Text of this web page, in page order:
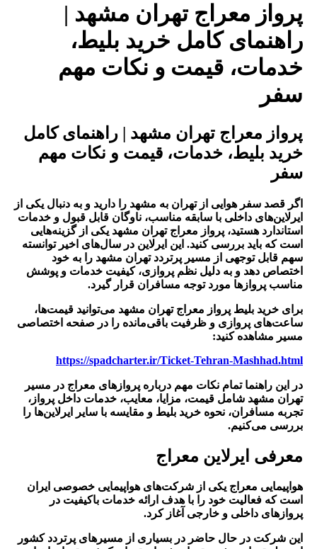
پرواز معراج تهران مشهد |
راهنمای کامل خرید بلیط،
خدمات، قیمت و نکات مهم
سفر
پرواز معراج تهران مشهد | راهنمای کامل
خرید بلیط، خدمات، قیمت و نکات مهم
سفر
اگر قصد سفر هوایی از تهران به مشهد را دارید و به دنبال یکی از
ایرلاین‌های داخلی با سابقه مناسب، ناوگان قابل قبول و خدمات
استاندارد هستید، پرواز معراج تهران مشهد یکی از گزینه‌هایی
است که باید بررسی کنید. این ایرلاین در سال‌های اخیر توانسته
سهم قابل توجهی از مسیر پرتردد تهران مشهد را به خود
اختصاص دهد و به دلیل نظم پروازی، کیفیت خدمات و پوشش
مناسب پروازها مورد توجه مسافران قرار گیرد.
برای خرید بلیط پرواز معراج تهران مشهد می‌توانید قیمت‌ها،
ساعت‌های پروازی و ظرفیت باقی‌مانده را در صفحه اختصاصی
مسیر مشاهده کنید:
https://spadcharter.ir/Ticket-Tehran-Mashhad.html
در این راهنما تمام نکات مهم درباره پروازهای معراج در مسیر
تهران مشهد شامل قیمت، مزایا، معایب، خدمات داخل پرواز،
تجربه مسافران، نحوه خرید بلیط و مقایسه با سایر ایرلاین‌ها را
بررسی می‌کنیم.
معرفی ایرلاین معراج
هواپیمایی معراج یکی از شرکت‌های هواپیمایی خصوصی ایران
است که فعالیت خود را با هدف ارائه خدمات باکیفیت در
پروازهای داخلی و خارجی آغاز کرد.
این شرکت در حال حاضر در بسیاری از مسیرهای پرتردد کشور